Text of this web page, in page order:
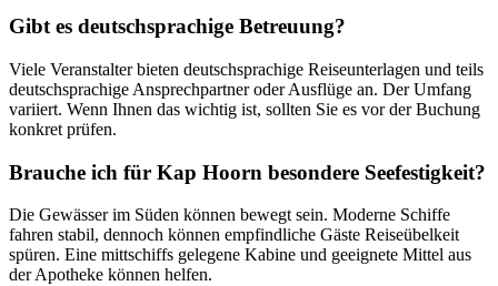
Gibt es deutschsprachige Betreuung?
Viele Veranstalter bieten deutschsprachige Reiseunterlagen und teils
deutschsprachige Ansprechpartner oder Ausflüge an. Der Umfang
variiert. Wenn Ihnen das wichtig ist, sollten Sie es vor der Buchung
konkret prüfen.
Brauche ich für Kap Hoorn besondere Seefestigkeit?
Die Gewässer im Süden können bewegt sein. Moderne Schiffe
fahren stabil, dennoch können empfindliche Gäste Reiseübelkeit
spüren. Eine mittschiffs gelegene Kabine und geeignete Mittel aus
der Apotheke können helfen.